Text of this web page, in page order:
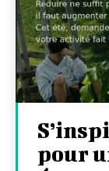
pour